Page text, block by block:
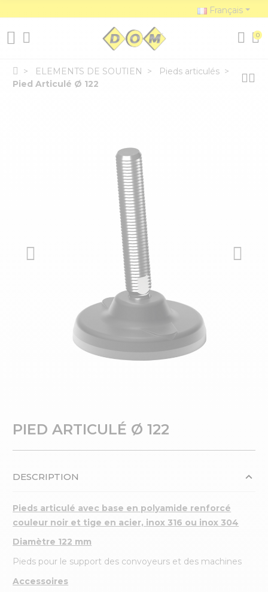
Français
0
ELEMENTS DE SOUTIEN
Pieds articulés
Pied Articulé Ø 122
PIED ARTICULÉ Ø 122
DESCRIPTION
Pieds articulé avec base en polyamide renforcé
couleur noir et tige en acier, inox 316 ou inox 304
Diamètre 122 mm
Pieds pour le support des convoyeurs et des machines
Accessoires